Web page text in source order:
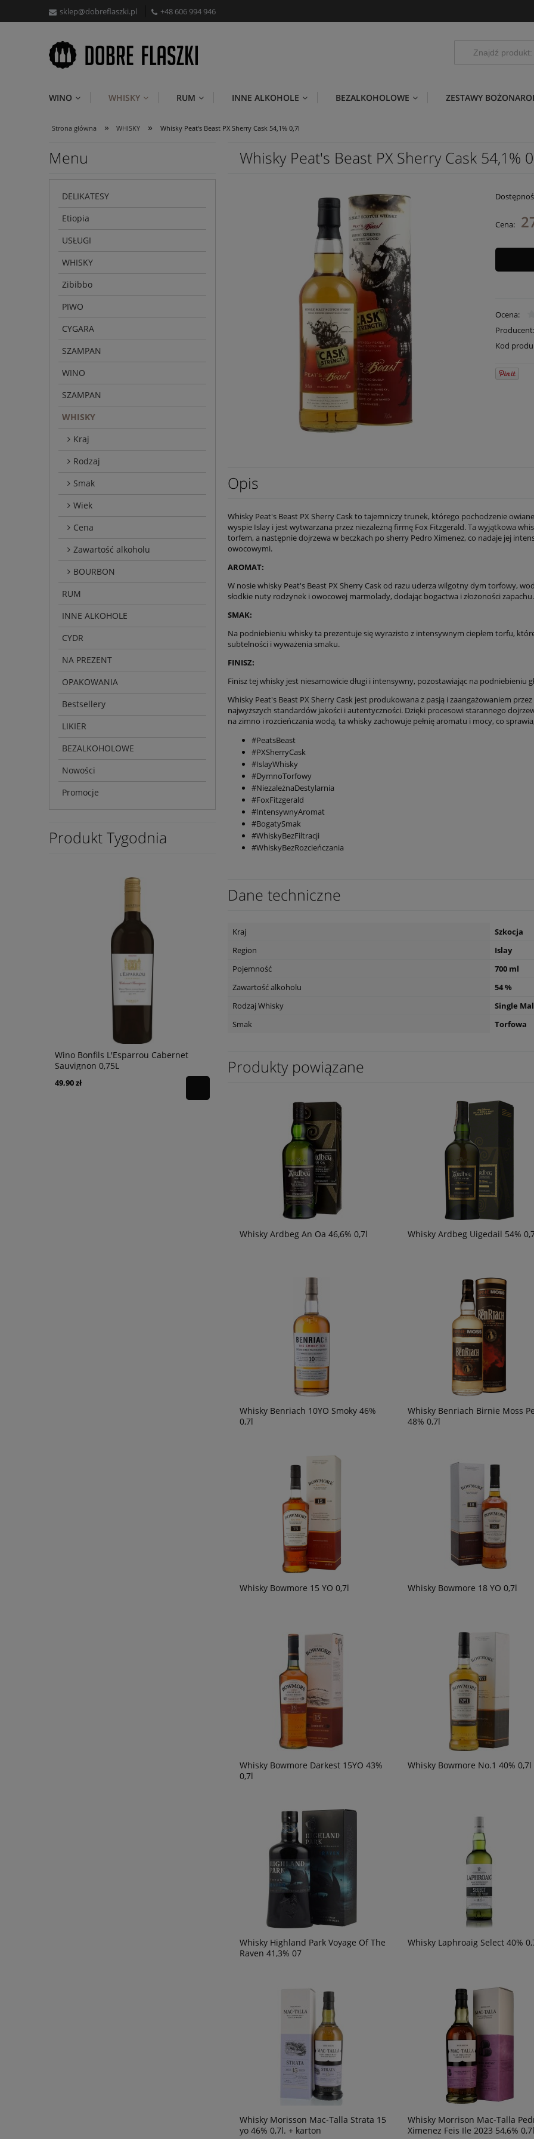
sklep@dobreflaszki.pl +48 606 994 946
WINO WHISKY RUM INNE ALKOHOLE BEZALKOHOLOWE ZESTAWY
Strona główna » WHISKY » Whisky Peat's Beast PX Sherry Cask 54,1% 0,7l
Menu
DELIKATESY
Etiopia
USŁUGI
WHISKY
Zibibbo
PIWO
CYGARA
SZAMPAN
WINO
SZAMPAN
WHISKY
Kraj
Rodzaj
Smak
Wiek
Cena
Zawartość alkoholu
BOURBON
RUM
INNE ALKOHOLE
CYDR
NA PREZENT
OPAKOWANIA
Bestsellery
LIKIER
BEZALKOHOLOWE
Nowości
Promocje
Produkt Tygodnia
Wino Bonfils L'Esparrou Cabernet
Sauvignon 0,75L
49,90 zł
Whisky Peat's Beast PX Sherry Cask 54,1%
Cena:
Ocena:
Producent:
Kod
Opis
Whisky Peat's Beast PX Sherry Cask to tajemniczy trunek, którego pochodzenie
wyspie Islay i jest wytwarzana przez niezależną firmę Fox Fitzgerald. Ta wyjątkowa
torfem, a następnie dojrzewa w beczkach po sherry Pedro Ximenez, co nadaje jej
owocowymi.
AROMAT:
W nosie whisky Peat's Beast PX Sherry Cask od razu uderza wilgotny dym torfowy,
słodkie nuty rodzynek i owocowej marmolady, dodając bogactwa i złożoności zapachu.
SMAK:
Na podniebieniu whisky ta prezentuje się wyrazisto z intensywnym ciepłem torfu,
subtelności i wyważenia smaku.
FINISZ:
Finisz tej whisky jest niesamowicie długi i intensywny, pozostawiając na
Whisky Peat's Beast PX Sherry Cask jest produkowana z pasją i zaangażowaniem
najwyższych standardów jakości i autentyczności. Dzięki procesowi starannego
na zimno i rozcieńczania wodą, ta whisky zachowuje pełnię aromatu i mocy, co
#PeatsBeast
#PXSherryCask
#IslayWhisky
#DymnoTorfowy
#NiezależnaDestylarnia
#FoxFitzgerald
#IntensywnyAromat
#BogatySmak
#WhiskyBezFiltracji
#WhiskyBezRozcieńczania
Dane techniczne
Kraj
Szkocja
Region
Islay
Pojemność
700 ml
Zawartość alkoholu
54 %
Rodzaj Whisky
Single
Smak
Torfowa
Produkty powiązane
Whisky Ardbeg An Oa 46,6% 0,7l Whisky Ardbeg Uigedail 54%
Whisky Benriach 10YO Smoky 46%
0,7l
Whisky Benriach Birnie Moss
48% 0,7l
Whisky Bowmore 15 YO 0,7l Whisky Bowmore 18 YO 0,7l
Whisky Bowmore Darkest 15YO 43%
0,7l
Whisky Bowmore No.1 40% 0,7l
Whisky Highland Park Voyage Of The
Raven 41,3% 07
Whisky Laphroaig Select 40%
Whisky Morisson Mac-Talla Strata 15
yo 46% 0,7l. + karton
Whisky Morrison Mac-Talla
Ximenez Feis Ile 2023 54,6% 0,7l